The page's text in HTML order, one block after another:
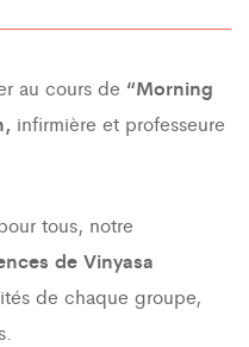
au cours de “Morning
infirmière et professeure
tous, notre
de Vinyasa
de chaque groupe,